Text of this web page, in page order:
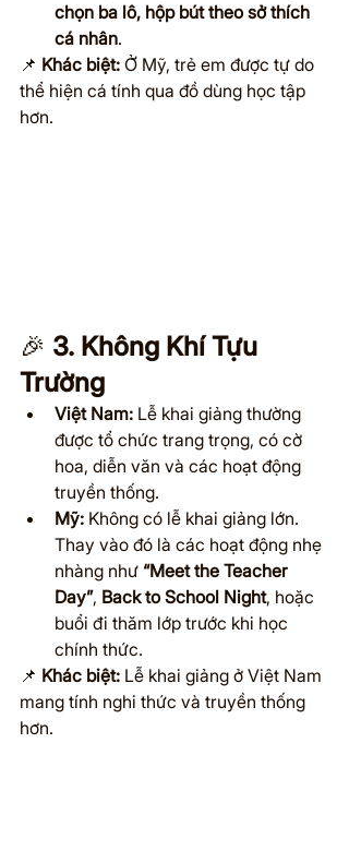
chọn ba lô, hộp bút theo sở thích
cá nhân.
📌 Khác biệt: Ở Mỹ, trẻ em được tự do
thể hiện cá tính qua đồ dùng học tập
hơn.
🎉 3. Không Khí Tựu
Trường
Việt Nam: Lễ khai giảng thường
được tổ chức trang trọng, có cờ
hoa, diễn văn và các hoạt động
truyền thống.
Mỹ: Không có lễ khai giảng lớn.
Thay vào đó là các hoạt động nhẹ
nhàng như “Meet the Teacher
Day”, Back to School Night, hoặc
buổi đi thăm lớp trước khi học
chính thức.
📌 Khác biệt: Lễ khai giảng ở Việt Nam
mang tính nghi thức và truyền thống
hơn.